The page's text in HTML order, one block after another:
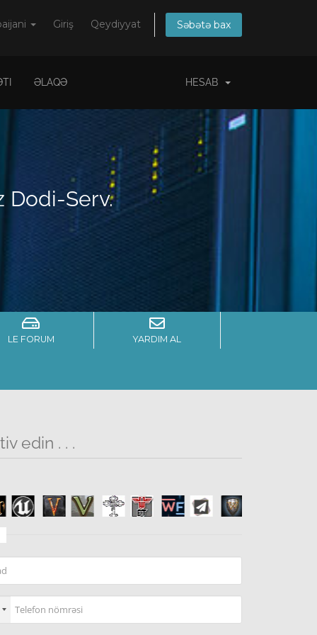
Giriş Qeydiyyat Səbətə bax
ƏLAQƏ HESAB
Dodi-Serv.
LE FORUM YARDIM AL
edin . . .